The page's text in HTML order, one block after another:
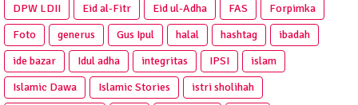
DPW LDII
Eid al-Fitr Eid ul-Adha FAS
Forpimka
Foto
generus Gus Ipul halal hashtag
ibadah
ide bazar
Idul adha integritas IPSI
islam
Islamic Dawa
Islamic Stories
istri sholihah